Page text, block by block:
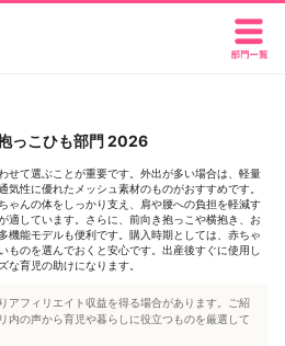
っこひも部門 2026
せて選ぶことが重要です。外出が多い場合は、軽量
性に優れたメッシュ素材のものがおすすめです。
ゃんの体をしっかり支え、肩や腰への負担を軽減す
適しています。さらに、前向き抱っこや横抱き、お
機能モデルも便利です。購入時期としては、赤ちゃ
ものを選んでおくと安心です。出産後すぐに使用し
な育児の助けになります。
アフィリエイト収益を得る場合があります。ご紹
内の声から育児や暮らしに役立つものを厳選して